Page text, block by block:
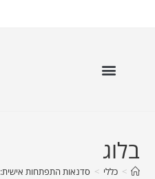
בלוג
> כללי > סדנאות התפתחות